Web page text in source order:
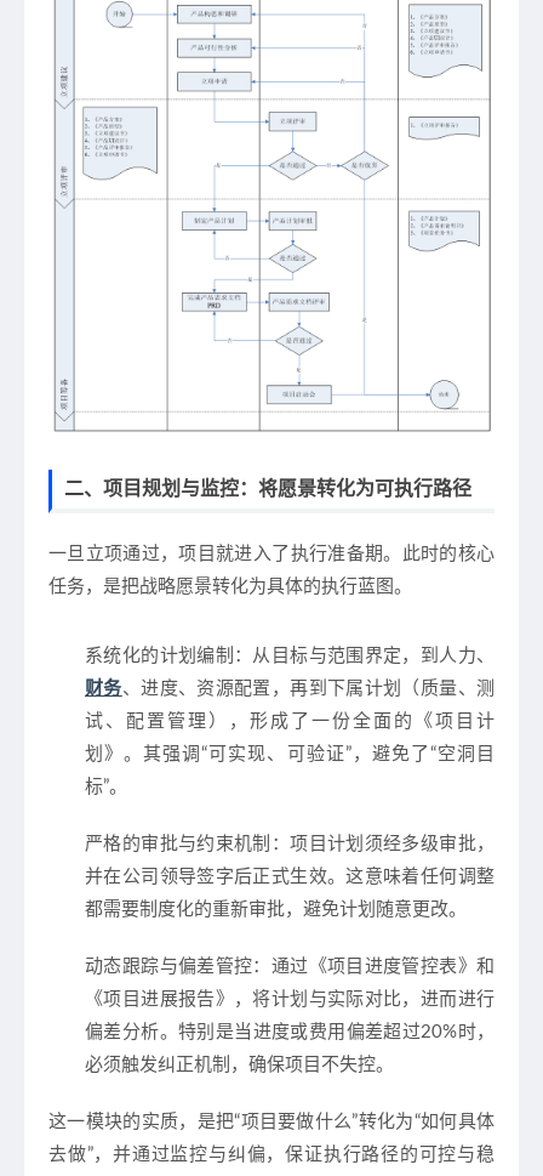
二、项目规划与监控：将愿景转化为可执行路径
一旦立项通过，项目就进入了执行准备期。此时的核心
任务，是把战略愿景转化为具体的执行蓝图。
系统化的计划编制 ：从目标与范围界定，到人力、
财务、进度、资源配置，再到下属计划（质量、测
试、配置管理），形成了一份全面的《项目计
划》。其强调“可实现、可验证”，避免了“空洞目
标”。
严格的审批与约束机制 ：项目计划须经多级审批，
并在公司领导签字后正式生效。这意味着任何调整
都需要制度化的重新审批，避免计划随意更改。
动态跟踪与偏差管控：通过《项目进度管控表》和
《项目进展报告》，将计划与实际对比，进而进行
偏差分析。特别是当进度或费用偏差超过20%时，
必须触发纠正机制，确保项目不失控。
这一模块的实质，是把“项目要做什么”转化为“如何具体
去做”，并通过监控与纠偏，保证执行路径的可控与稳